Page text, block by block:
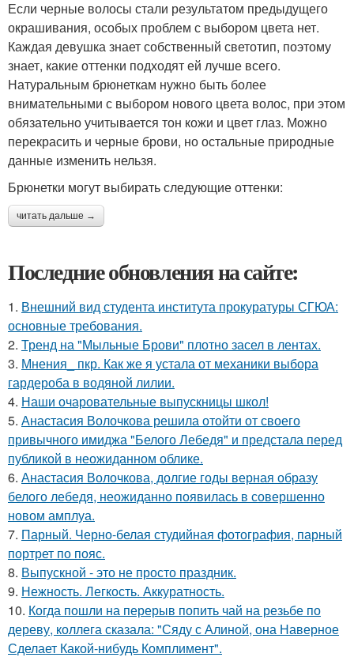
Если черные волосы стали результатом предыдущего
окрашивания, особых проблем с выбором цвета нет.
Каждая девушка знает собственный светотип, поэтому
знает, какие оттенки подходят ей лучше всего.
Натуральным брюнеткам нужно быть более
внимательными с выбором нового цвета волос, при этом
обязательно учитывается тон кожи и цвет глаз. Можно
перекрасить и черные брови, но остальные природные
данные изменить нельзя.
Брюнетки могут выбирать следующие оттенки:
читать дальше →
Последние обновления на сайте:
1. Внешний вид студента института прокуратуры СГЮА:
основные требования.
2. Тренд на "Мыльные Брови" плотно засел в лентах.
3. Мнения_ пкр. Как же я устала от механики выбора
гардероба в водяной лилии.
4. Наши очаровательные выпускницы школ!
5. Анастасия Волочкова решила отойти от своего
привычного имиджа "Белого Лебедя" и предстала перед
публикой в неожиданном облике.
6. Анастасия Волочкова, долгие годы верная образу
белого лебедя, неожиданно появилась в совершенно
новом амплуа.
7. Парный. Черно-белая студийная фотография, парный
портрет по пояс.
8. Выпускной - это не просто праздник.
9. Нежность. Легкость. Аккуратность.
10. Когда пошли на перерыв попить чай на резьбе по
дереву, коллега сказала: "Сяду с Алиной, она Наверное
Сделает Какой-нибудь Комплимент".